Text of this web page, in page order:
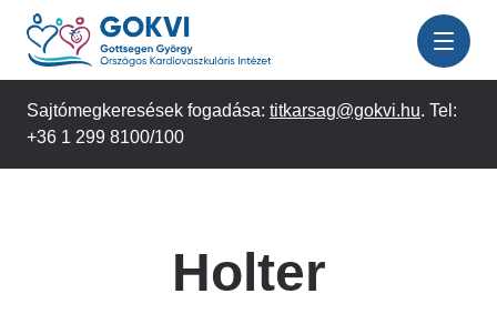
Ugrás
tartalomra
Sajtómegkeresések fogadása: titkarsag@gokvi.hu. Tel:
+36 1 299 8100/100
Holter